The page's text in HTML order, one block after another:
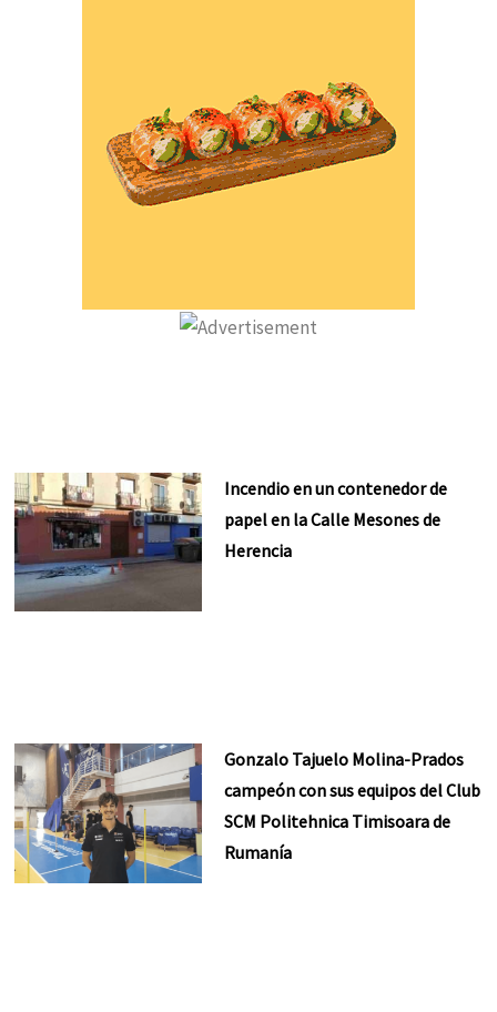
Incendio en un contenedor de
papel en la Calle Mesones de
Herencia
Gonzalo Tajuelo Molina-Prados
campeón con sus equipos del Club
SCM Politehnica Timisoara de
Rumanía